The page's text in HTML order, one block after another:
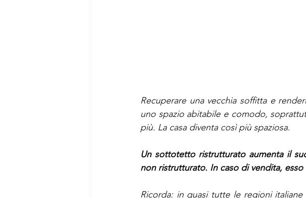
Recuperare una vecchia soffitta e
uno spazio abitabile e comodo,
più. La casa diventa così più spaziosa.
Un sottotetto ristrutturato aumenta il
non ristrutturato. In caso di vendita,
Ricorda: in quasi tutte le regioni